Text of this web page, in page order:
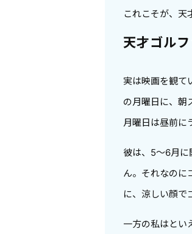
これこそが、天
天才ゴル
実は映画を観て
の月曜日に、朝
月曜日は昼前に
彼は、5〜6月に
ん。それなのに
に、涼しい顔で
一方の私はとい